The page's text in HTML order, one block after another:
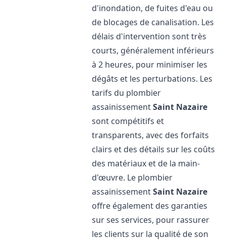
d'inondation, de fuites d'eau ou
de blocages de canalisation. Les
délais d'intervention sont très
courts, généralement inférieurs
à 2 heures, pour minimiser les
dégâts et les perturbations. Les
tarifs du plombier
assainissementSaint Nazaire
sont compétitifs et
transparents, avec des forfaits
clairs et des détails sur les coûts
des matériaux et de la main-
d'œuvre. Le plombier
assainissementSaint Nazaire
offre également des garanties
sur ses services, pour rassurer
les clients sur la qualité de son